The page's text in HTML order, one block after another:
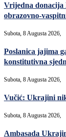
Vrijedna donacija
obrazovno-
Subota, 8 Augusta 2026,
Poslanica jajima
konstitutivna
Subota, 8 Augusta 2026,
Vučić: Ukrajini
Subota, 8 Augusta 2026,
Ambasada